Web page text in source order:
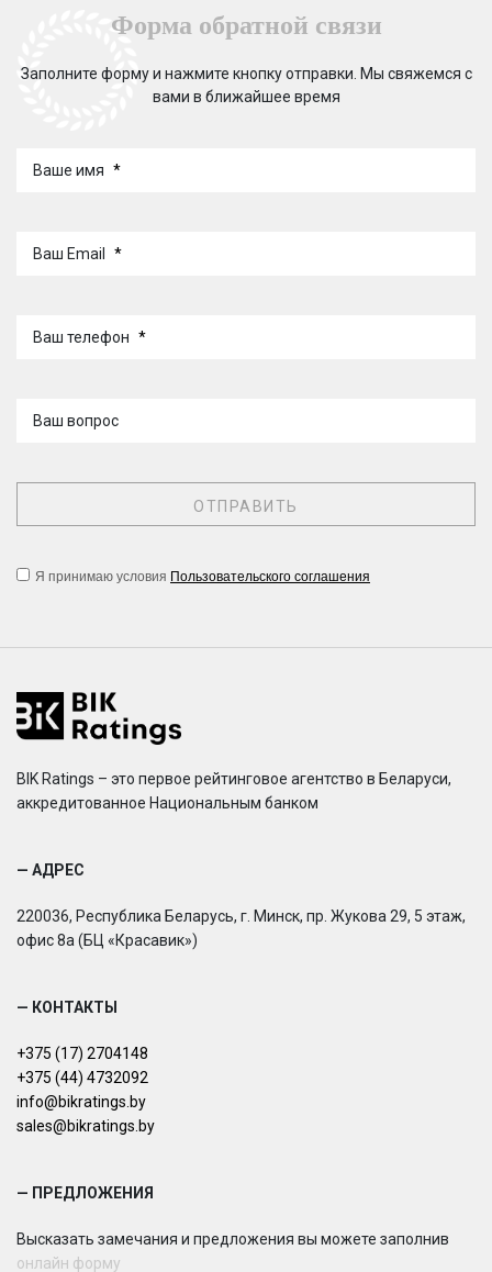
Форма обратной связи
Заполните форму и нажмите кнопку отправки. Мы свяжемся с
вами в ближайшее время
Ваше имя *
Ваш Email *
Ваш телефон *
Ваш вопрос
Я принимаю условия Пользовательского соглашения
BIK Ratings – это первое рейтинговое агентство в Беларуси,
аккредитованное Национальным банком
— АДРЕС
220036, Республика Беларусь, г. Минск, пр. Жукова 29, 5 этаж,
офис 8а (БЦ «Красавик»)
— КОНТАКТЫ
+375 (17) 2704148
+375 (44) 4732092
info@bikratings.by
sales@bikratings.by
— ПРЕДЛОЖЕНИЯ
Высказать замечания и предложения вы можете заполнив
онлайн форму